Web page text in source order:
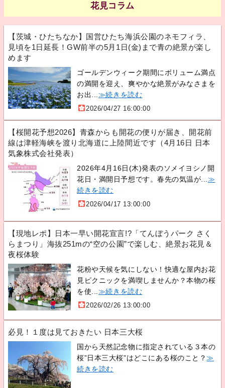
花見コラム
【茨城・ひたちなか】国営ひたち海浜公園のネモフィラ、
見頃を1日延長！GW前半の5月1日(金)まで青の絶景が楽し
めます
ゴールデンウィーク期間にボリューム満点
の満開を迎え、爽やかな絶景がみなさまを
お出... ≫続きを読む
2026/04/27 16:00:00
【桜開花予想2026】青森からも開花の便りが届き、開花前
線は津軽海峡を渡り北海道に上陸間近です（4月16日 日本
気象株式会社発表）
2026年4月16日(木)発表のソメイヨシノ開
花日・満開日予想です。春先の気温が... ≫
続きを読む
2026/04/17 13:00:00
【現地レポ】日本一早い開花宣言!?「てんぼうパーク さく
らまつり」海抜251mの“空の公園”で楽しむ、絶景お花見＆
夜桜体験
花粉や天候を気にしない！快適な屋内お花
見ピクニックを満喫しませんか？本物の桜
を使... ≫続きを読む
2026/02/26 13:00:00
必見！１度は見ておきたい 日本三大桜
国から天然記念物に指定されている３本の
桜”日本三大桜”はどこにある桜のこと？≫
続きを読む